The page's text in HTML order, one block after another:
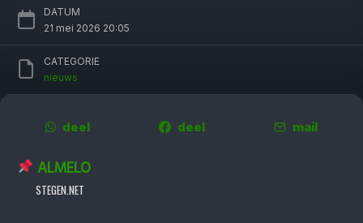
DATUM
21 mei 2026 20:05
CATEGORIE
nieuws
deel deel mail
ALMELO
STEGEN.NET